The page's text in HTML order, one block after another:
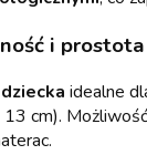
i prostota
idealne
cm).